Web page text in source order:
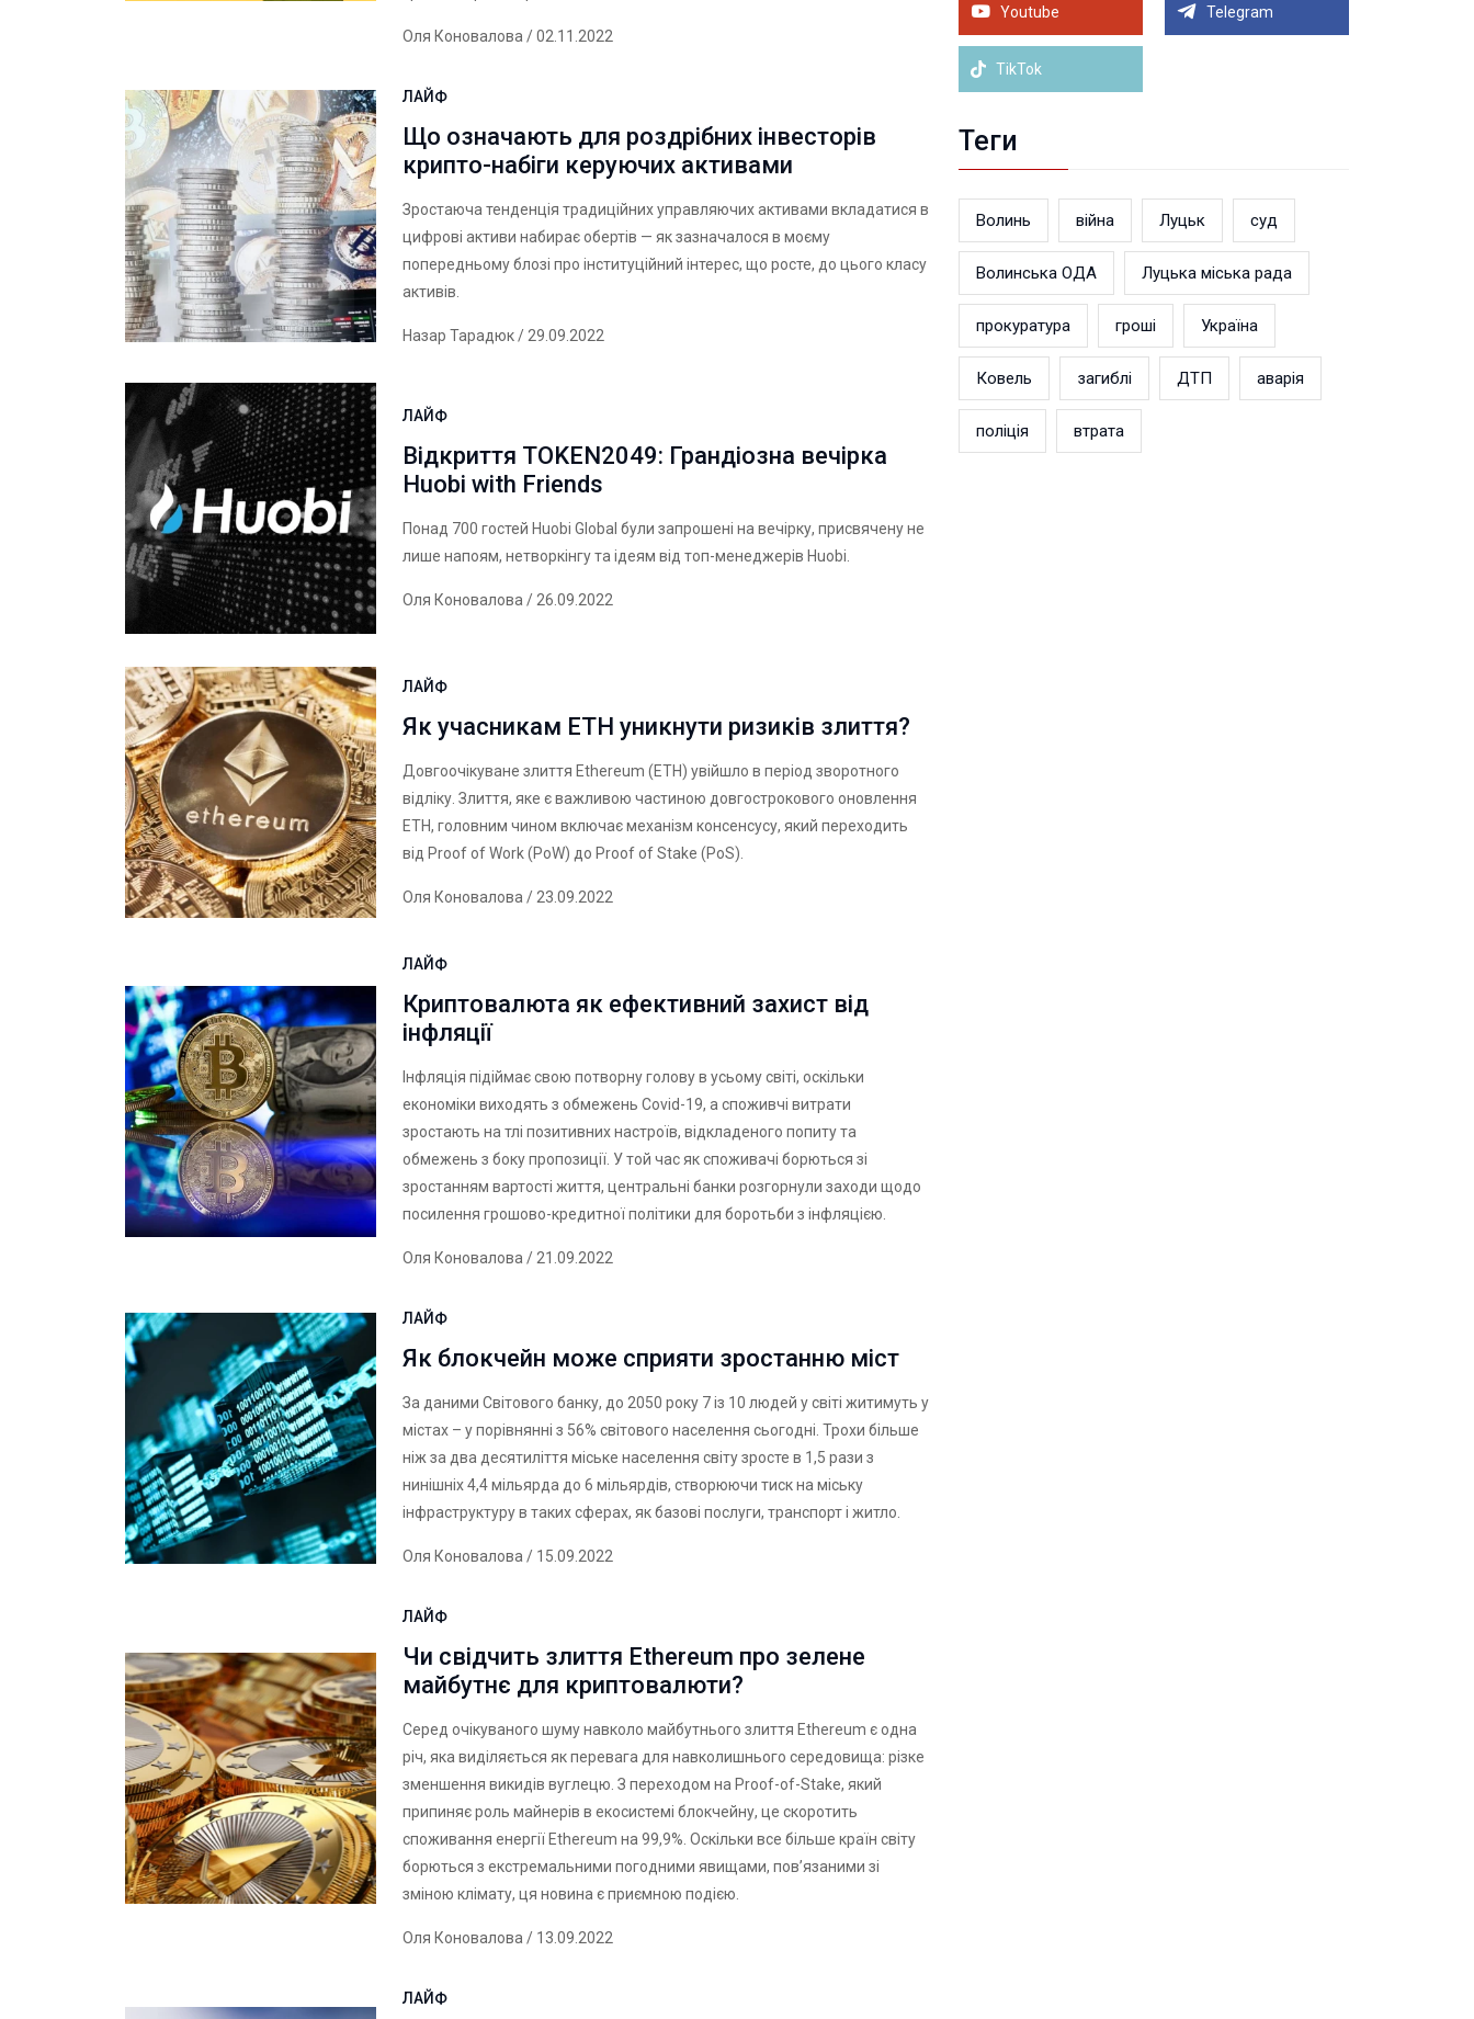
Оля Коновалова / 02.11.2022
ЛАЙФ
Що означають для роздрібних інвесторів
крипто-набіги керуючих активами
Зростаюча тенденція традиційних управляючих активами вкладатися в
цифрові активи набирає обертів — як зазначалося в моєму
попередньому блозі про інституційний інтерес, що росте, до цього класу
активів.
Назар Тарадюк/ 29.09.2022
ЛАЙФ
Відкриття TOKEN2049: Грандіозна вечірка
Huobi with Friends
Понад 700 гостей Huobi Global були запрошені на вечірку, присвячену не
лише напоям, нетворкінгу та ідеям від топ-менеджерів Huobi.
Оля Коновалова / 26.09.2022
ЛАЙФ
Як учасникам ETH уникнути ризиків злиття?
Довгоочікуване злиття Ethereum (ETH) увійшло в період зворотного
відліку. Злиття, яке є важливою частиною довгострокового оновлення
ETH, головним чином включає механізм консенсусу, який переходить
від Proof of Work (PoW) до Proof of Stake (PoS).
Оля Коновалова / 23.09.2022
ЛАЙФ
Криптовалюта як ефективний захист від
інфляції
Інфляція підіймає свою потворну голову в усьому світі, оскільки
економіки виходять з обмежень Covid-19, а споживчі витрати
зростають на тлі позитивних настроїв, відкладеного попиту та
обмежень з боку пропозиції. У той час як споживачі борються зі
зростанням вартості життя, центральні банки розгорнули заходи щодо
посилення грошово-кредитної політики для боротьби з інфляцією.
Оля Коновалова/ 21.09.2022
ЛАЙФ
Як блокчейн може сприяти зростанню міст
За данимиСвітового банку, до 2050 року 7 із 10 людей у ​​світі житимуть у
містах – у порівнянні з 56% світового населення сьогодні. Трохи більше
ніж за два десятиліття міське населення світу зросте в 1,5 рази з
нинішніх 4,4 мільярда до 6 мільярдів, створюючи тиск на міську
інфраструктуру в таких сферах, як базові послуги, транспорт і житло.
Оля Коновалова/ 15.09.2022
ЛАЙФ
Чи свідчить злиття Ethereum про зелене
майбутнє для криптовалюти?
Серед очікуваного шуму навколо майбутнього злиття Ethereum є одна
річ, яка виділяється як перевага для навколишнього середовища: різке
зменшення викидів вуглецю. З переходом на Proof-of-Stake, який
припиняє роль майнерів в екосистемі блокчейну, цескоротить
споживання енергії Ethereum на 99,9%. Оскільки все більше країн світу
борються з екстремальними погодними явищами, пов’язаними зі
зміною клімату, ця новина є приємною подією.
Оля Коновалова/ 13.09.2022
ЛАЙФ
ветеранський простір. ВІДЕО
Більше новин
Youtube Telegram
TikTok
Теги
Волинь війна Луцьк суд
Волинська ОДА Луцька міська рада
прокуратура гроші Україна
Ковель загиблі ДТП аварія
поліція втрата